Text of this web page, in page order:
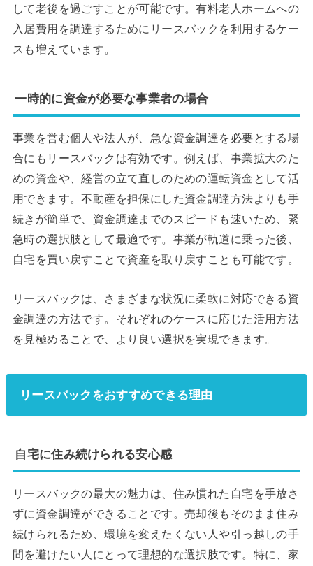
して老後を過ごすことが可能です。有料老人ホームへの
入居費用を調達するためにリースバックを利用するケー
スも増えています。
一時的に資金が必要な事業者の場合
事業を営む個人や法人が、急な資金調達を必要とする場
合にもリースバックは有効です。例えば、事業拡大のた
めの資金や、経営の立て直しのための運転資金として活
用できます。不動産を担保にした資金調達方法よりも手
続きが簡単で、資金調達までのスピードも速いため、緊
急時の選択肢として最適です。事業が軌道に乗った後、
自宅を買い戻すことで資産を取り戻すことも可能です。
リースバックは、さまざまな状況に柔軟に対応できる資
金調達の方法です。それぞれのケースに応じた活用方法
を見極めることで、より良い選択を実現できます。
リースバックをおすすめできる理由
自宅に住み続けられる安心感
リースバックの最大の魅力は、住み慣れた自宅を手放さ
ずに資金調達ができることです。売却後もそのまま住み
続けられるため、環境を変えたくない人や引っ越しの手
間を避けたい人にとって理想的な選択肢です。特に、家